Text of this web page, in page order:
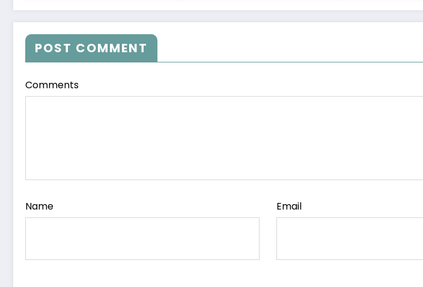
Impor
POST COMMENT
Comments
Name Email